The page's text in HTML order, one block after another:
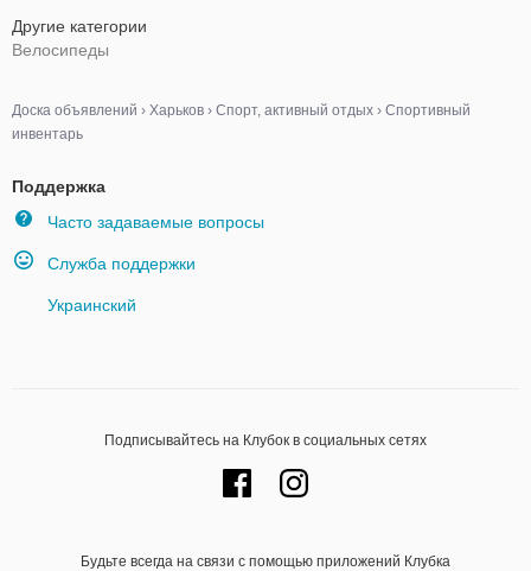
Другие категории
Велосипеды
Доска объявлений › Харьков › Спорт, активный отдых › Спортивный
инвентарь
Поддержка
Часто задаваемые вопросы
Служба поддержки
Украинский
Подписывайтесь на Клубок в социальных сетях
Будьте всегда на связи с помощью приложений Клубка